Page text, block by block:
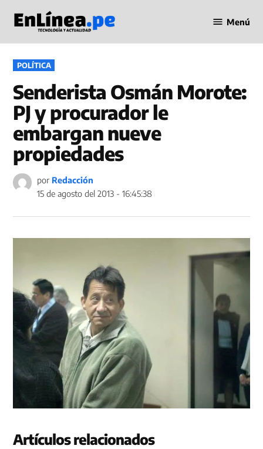
contenido
en Línea
Menú
PUBLICADO
EN
POLÍTICA
Senderista Osmán Morote:
PJ y procurador le
embargan nueve
propiedades
por Redacción
15 de agosto del 2013 - 16:45:38
Artículos relacionados